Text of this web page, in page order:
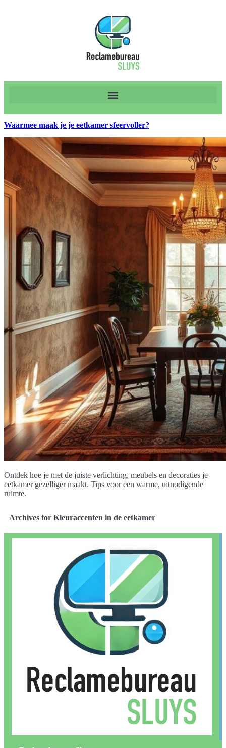
Waarmee maak je je eetkamer sfeervoller?
Ontdek hoe je met de juiste verlichting, meubels en decoraties je
eetkamer gezelliger maakt. Tips voor een warme, uitnodigende
ruimte.
Archives for Kleuraccenten in de eetkamer